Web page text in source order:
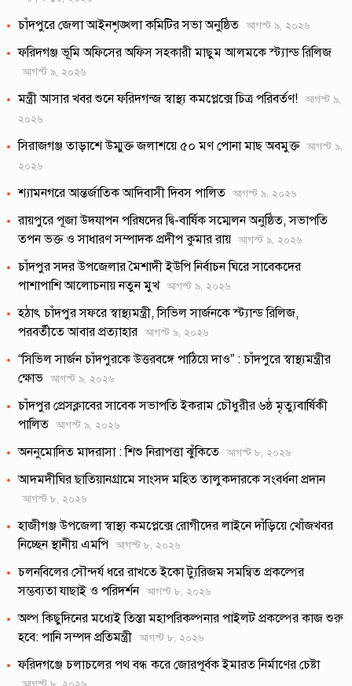
চাঁদপুরে জেলা আইনশৃঙ্খলা কমিটির সভা অনুষ্ঠিত আগস্ট ৯, ২০২৬
ফরিদগঞ্জ ভূমি অফিসের অফিস সহকারী মাছুম আলমকে স্ট্যান্ড রিলিজ
আগস্ট ৯, ২০২৬
মন্ত্রী আসার খবর শুনে ফরিদগন্জ স্বাস্থ্য কমপ্লেক্সে চিত্র পরিবর্তণ! আগস্ট ৯,
২০২৬
সিরাজগঞ্জ তাড়াশে উম্মুক্ত জলাশয়ে ৫০ মণ পোনা মাছ অবমুক্ত আগস্ট ৯,
২০২৬
শ্যামনগরে আন্তর্জাতিক আদিবাসী দিবস পালিত আগস্ট ৯, ২০২৬
রায়পুরে পূজা উদযাপন পরিষদের দ্বি-বার্ষিক সম্মেলন অনুষ্ঠিত, সভাপতি
তপন ভক্ত ও সাধারণ সম্পাদক প্রদীপ কুমার রায় আগস্ট ৯, ২০২৬
চাঁদপুর সদর উপজেলার মৈশাদী ইউপি নির্বাচন ঘিরে সাবেকদের
পাশাপাশি আলোচনায় নতুন মুখ আগস্ট ৯, ২০২৬
হঠাৎ চাঁদপুর সফরে স্বাস্থ্যমন্ত্রী, সিভিল সার্জনকে স্ট্যান্ড রিলিজ,
পরবর্তীতে আবার প্রত্যাহার আগস্ট ৯, ২০২৬
“সিভিল সার্জন চাঁদপুরকে উত্তরবঙ্গে পাঠিয়ে দাও” : চাঁদপুরে স্বাস্থ্যমন্ত্রীর
ক্ষোভ
আগস্ট ৯, ২০২৬
চাঁদপুর প্রেসক্লাবের সাবেক সভাপতি ইকরাম চৌধুরীর ৬ষ্ঠ মৃত্যুবার্ষিকী
পালিত আগস্ট ৯, ২০২৬
অননুমোদিত মাদরাসা : শিশু নিরাপত্তা ঝুঁকিতে আগস্ট ৮, ২০২৬
আদমদীঘির ছাতিয়ানগ্রামে সাংসদ মহিত তালুকদারকে সংবর্ধনা প্রদান
আগস্ট ৮, ২০২৬
হাজীগঞ্জ উপজেলা স্বাস্থ্য কমপ্লেক্সে রোগীদের লাইনে দাঁড়িয়ে খোঁজখবর
নিচ্ছেন স্থানীয় এমপি আগস্ট ৮, ২০২৬
চলনবিলের সৌন্দর্য ধরে রাখতে ইকো ট্যুরিজম সমন্বিত প্রকল্পের
সম্ভব্যতা যাছাই ও পরিদর্শন আগস্ট ৮, ২০২৬
অল্প কিছুদিনের মধ্যেই তিস্তা মহাপরিকল্পনার পাইলট প্রকল্পের কাজ শুরু
হবে: পানি সম্পদ প্রতিমন্ত্রী আগস্ট ৮, ২০২৬
ফরিদগঞ্জে চলাচলের পথ বন্ধ করে জোরপূর্বক ইমারত নির্মাণের চেষ্টা